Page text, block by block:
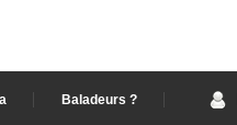
Baladeurs ?